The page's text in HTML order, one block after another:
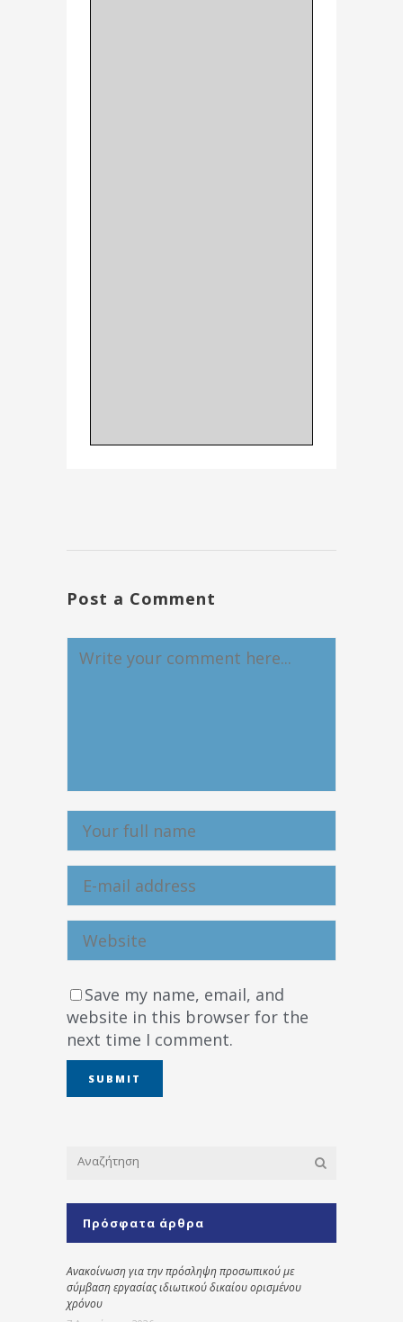
Post a Comment
Save my name, email, and
website in this browser for the
next time I comment.
Πρόσφατα άρθρα
Ανακοίνωση για την πρόσληψη προσωπικού με
σύμβαση εργασίας ιδιωτικού δικαίου ορισμένου
χρόνου